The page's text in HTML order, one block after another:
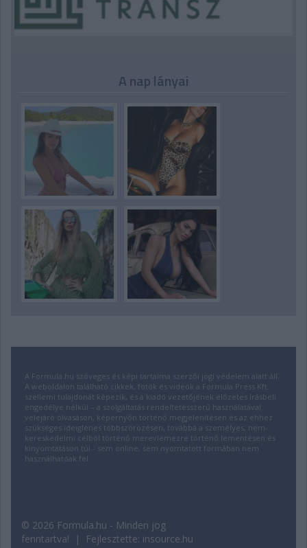
A nap lányai
A Formula.hu szöveges és képi tartalma szerzői jogi védelem alatt áll.
A weboldalon található cikkek, fotók és videók a Formula Press Kft.
szellemi tulajdonát képezik, és a kiadó vezetőjének előzetes írásbeli
engedélye nélkül – a szolgáltatás rendeltetésszerű használatával
velejáró olvasáson, képernyőn történő megjelenítésen és az ehhez
szükséges ideiglenes többszörözésen, továbbá a személyes, nem-
kereskedelmi célból történő merevlemezre történő lementésen és
kinyomtatáson túl - sem online, sem nyomtatott formában nem
használhatóak fel.
© 2026 Formula.hu - Minden jog
fenntartva! | Fejlesztette: insource.hu